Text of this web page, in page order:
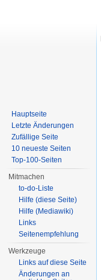
Hauptseite
Letzte Änderungen
Zufällige Seite
10 neueste Seiten
Top-100-Seiten
Mitmachen
to-do-Liste
Hilfe (diese Seite)
Hilfe (Mediawiki)
Links
Seitenempfehlung
Werkzeuge
Links auf diese Seite
Änderungen an